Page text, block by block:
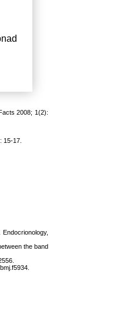
2008; 1(2):
15-17.
the band